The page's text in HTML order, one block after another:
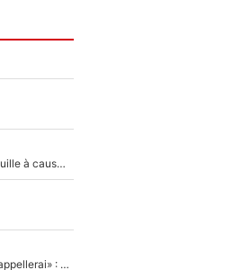
«Détester à vie», Stéphane Guy dans une embrouille à cause du PSG !
Mercato - OM - «Dès que je prends un club, je t’appellerai» : La promesse de Marcelino au moment de claquer la porte